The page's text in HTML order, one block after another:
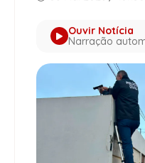
Ouvir Notícia
Narração